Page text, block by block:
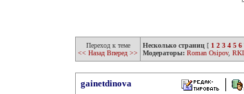
Переход к теме
<< Назад Вперед >>
Несколько страниц [ 1 2 3 4 5 6
Модераторы: Roman Osipov, RKI
gainetdinova